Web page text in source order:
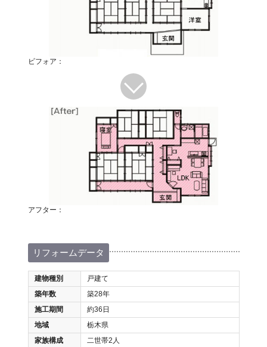
ビフォア：
アフター：
リフォームデータ
建物種別
戸建て
築年数
築28年
施工期間
約36日
地域
栃木県
家族構成
二世帯2人